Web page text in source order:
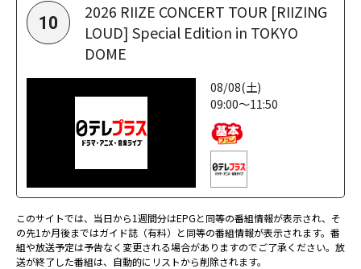
10
2026 RIIZE CONCERT TOUR [RIIZING
LOUD] Special Edition in TOKYO
DOME
08/08(土)
09:00～11:50
このサイトでは、当日から1週間分はEPGと同等の番組情報が表示され、そ
の先1か月後まではガイド誌（有料）と同等の番組情報が表示されます。番
組や放送予定は予告なく変更される場合がありますのでご了承ください。放
送が終了した番組は、自動的にリストから削除されます。